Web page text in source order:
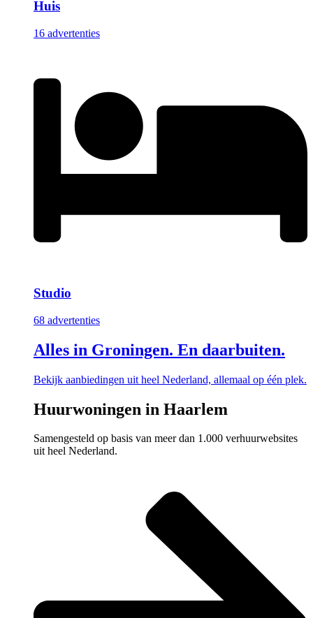
Huis
16 advertenties
Studio
68 advertenties
Alles in Groningen. En daarbuiten.
Bekijk aanbiedingen uit heel Nederland, allemaal op één plek.
Huurwoningen in Haarlem
Samengesteld op basis van meer dan 1.000 verhuurwebsites
uit heel Nederland.